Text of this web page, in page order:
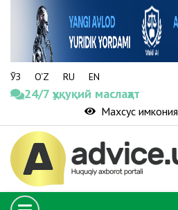
ЎЗ O‘Z RU EN
24/7 ҳуқуқий маслаҳат
Махсус